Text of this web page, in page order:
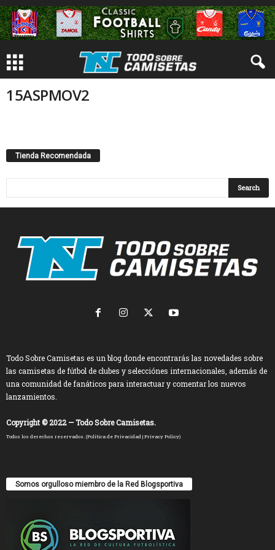
15ASPMOV2
Tienda Recomendada
Todo Sobre Camisetas es un blog donde encontrarás las novedades sobre
las camisetas de fútbol de clubes y selecciónes internacionales, además de
una comunidad de fanáticos para interactuar y comentar los nuevos
lanzamientos.
Copyright © 2022 — Todo Sobre Camisetas.
Todos los derechos reservados. (Política de Privacidad | Privacy Policy)
Somos orgulloso miembro de la Red Blogsportiva